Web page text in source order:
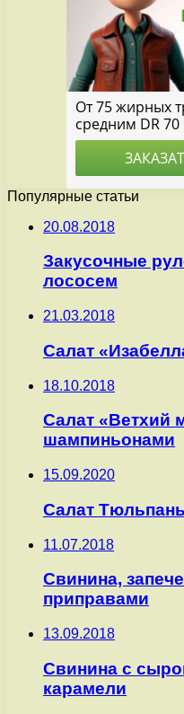
Популярные статьи
20.08.2018
Закусочные
лососем
21.03.2018
Салат
18.10.2018
Салат «Ветхий
шампиньонами
15.09.2020
Салат
11.07.2018
Свинина,
приправами
13.09.2018
Свинина с
карамели